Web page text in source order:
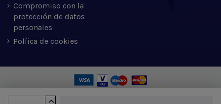
Compromiso con la
protección de datos
personales
Políica de cookies
Zulu Tactical S.L. © 2022 | Desarrollado por Expertic